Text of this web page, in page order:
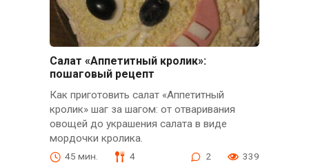
Салат «Аппетитный кролик»:
пошаговый рецепт
Как приготовить салат «Аппетитный
кролик» шаг за шагом: от отваривания
овощей до украшения салата в виде
мордочки кролика.
45 мин. 4 2 339